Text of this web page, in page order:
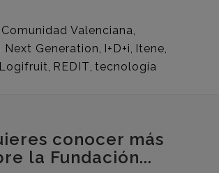
Comunidad Valenciana,
Next Generation, I+D+i, Itene,
Logifruit, REDIT, tecnología
conocer más
la Fundación...